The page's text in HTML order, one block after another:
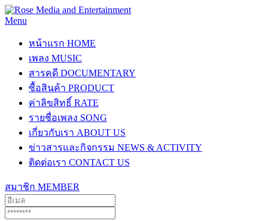
Menu
หน้าแรก HOME
เพลง MUSIC
สารคดี DOCUMENTARY
ซื้อสินค้า PRODUCT
ค่าลิขสิทธิ์ RATE
รายชื่อเพลง SONG
เกี่ยวกับเรา ABOUT US
ข่าวสารและกิจกรรม NEWS & ACTIVITY
ติดต่อเรา CONTACT US
สมาชิก MEMBER